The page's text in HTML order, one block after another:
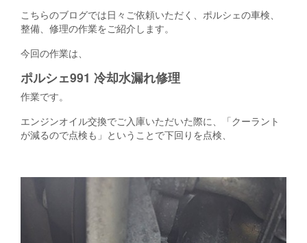
こちらのブログでは日々ご依頼いただく、ポルシェの車検、
整備、修理の作業をご紹介します。
今回の作業は、
ポルシェ991 冷却水漏れ修理
作業です。
エンジンオイル交換でご入庫いただいた際に、「クーラント
が減るので点検も」ということで下回りを点検、